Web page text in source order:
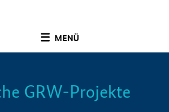
MENÜ
Info
GRW-Projekte